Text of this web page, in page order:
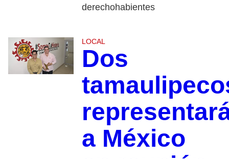
derechohabientes
LOCAL
Dos
a México